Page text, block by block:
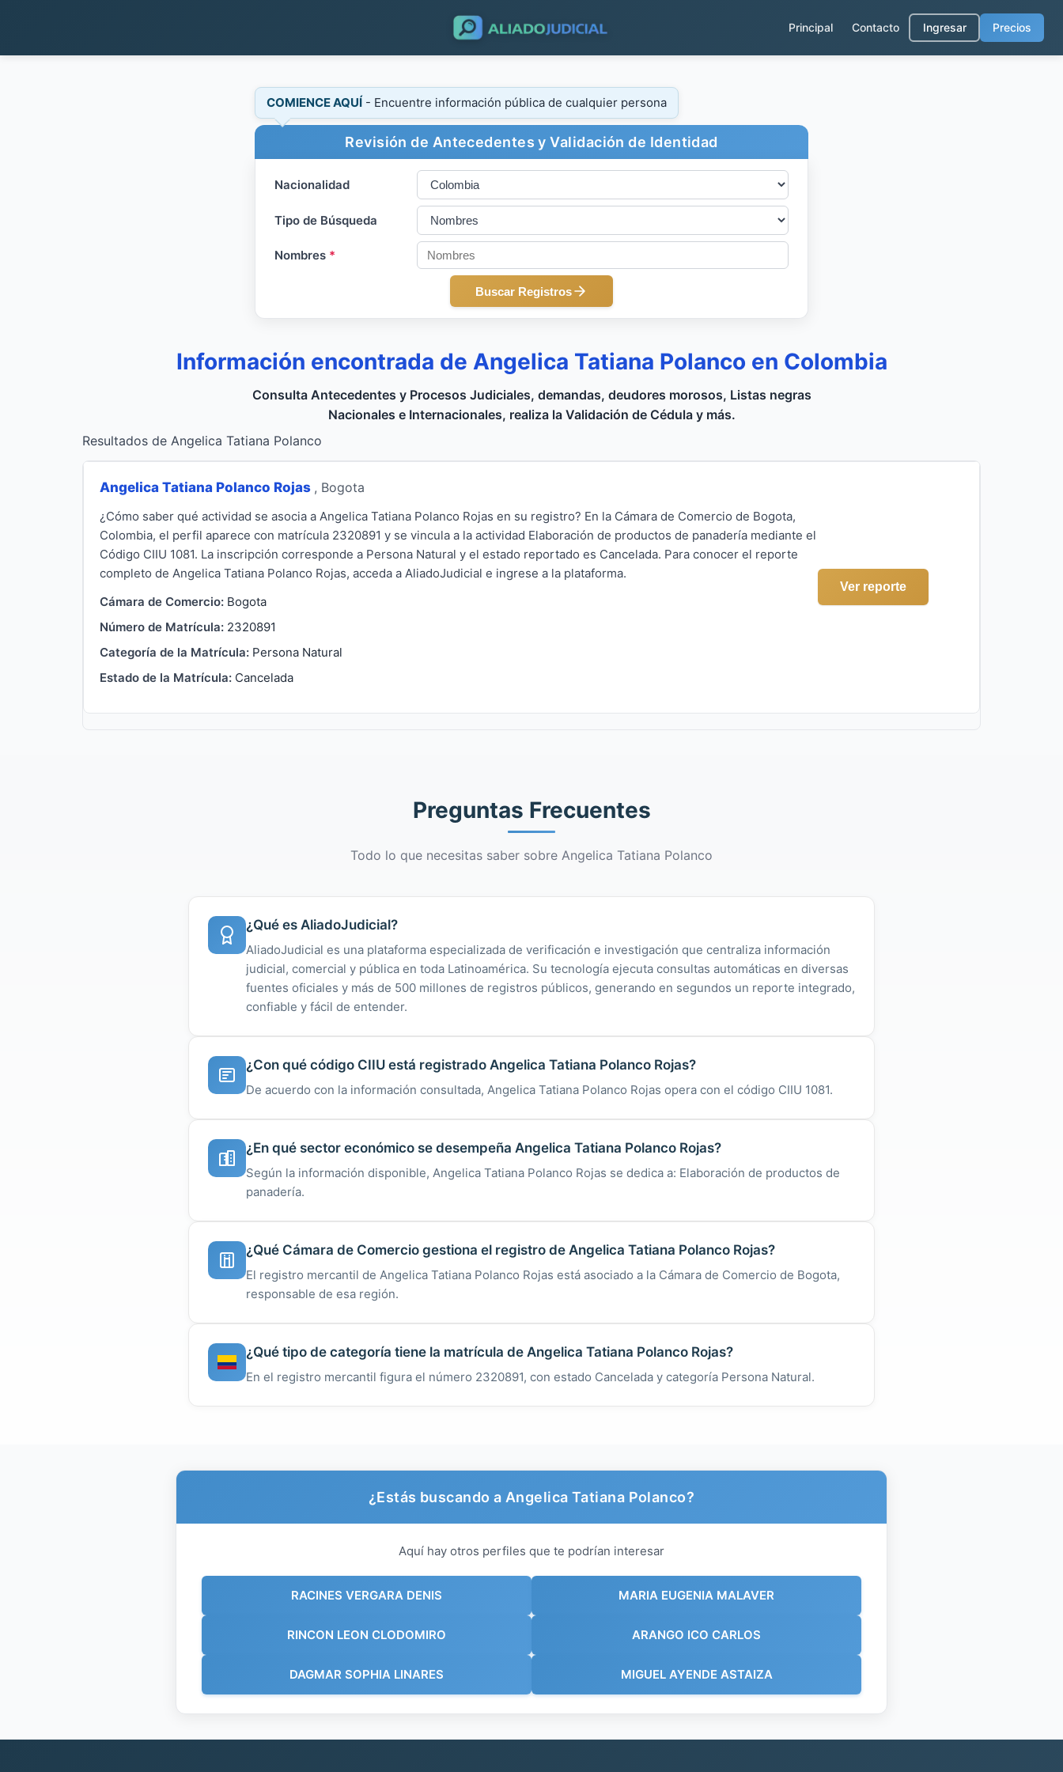
Principal Contacto Ingresar Precios
COMIENCE AQUÍ - Encuentre información pública de cualquier persona
Revisión de Antecedentes y Validación de Identidad
Nacionalidad
Tipo de Búsqueda
Nombres *
Buscar Registros
Información encontrada de Angelica Tatiana Polanco en Colombia
Consulta Antecedentes y Procesos Judiciales, demandas, deudores morosos, Listas negras
Nacionales e Internacionales, realiza la Validación de Cédula y más.
Resultados de Angelica Tatiana Polanco
Angelica Tatiana Polanco Rojas , Bogota
¿Cómo saber qué actividad se asocia a Angelica Tatiana Polanco Rojas en su registro? En la Cámara de Comercio de Bogota,
Colombia, el perfil aparece con matrícula 2320891 y se vincula a la actividad Elaboración de productos de panadería mediante el
Código CIIU 1081. La inscripción corresponde a Persona Natural y el estado reportado es Cancelada. Para conocer el reporte
completo de Angelica Tatiana Polanco Rojas, acceda a AliadoJudicial e ingrese a la plataforma.
Cámara de Comercio: Bogota
Número de Matrícula: 2320891
Categoría de la Matrícula: Persona Natural
Estado de la Matrícula: Cancelada
Ver reporte
Preguntas Frecuentes
Todo lo que necesitas saber sobre Angelica Tatiana Polanco
¿Qué es AliadoJudicial?
AliadoJudicial es una plataforma especializada de verificación e investigación que centraliza información
judicial, comercial y pública en toda Latinoamérica. Su tecnología ejecuta consultas automáticas en diversas
fuentes oficiales y más de 500 millones de registros públicos, generando en segundos un reporte integrado,
confiable y fácil de entender.
¿Con qué código CIIU está registrado Angelica Tatiana Polanco Rojas?
De acuerdo con la información consultada, Angelica Tatiana Polanco Rojas opera con el código CIIU 1081.
¿En qué sector económico se desempeña Angelica Tatiana Polanco Rojas?
Según la información disponible, Angelica Tatiana Polanco Rojas se dedica a: Elaboración de productos de
panadería.
¿Qué Cámara de Comercio gestiona el registro de Angelica Tatiana Polanco Rojas?
El registro mercantil de Angelica Tatiana Polanco Rojas está asociado a la Cámara de Comercio de Bogota,
responsable de esa región.
¿Qué tipo de categoría tiene la matrícula de Angelica Tatiana Polanco Rojas?
En el registro mercantil figura el número 2320891, con estado Cancelada y categoría Persona Natural.
¿Estás buscando a Angelica Tatiana Polanco?
Aquí hay otros perfiles que te podrían interesar
RACINES VERGARA DENIS
RINCON LEON CLODOMIRO
DAGMAR SOPHIA LINARES
MARIA EUGENIA MALAVER
ARANGO ICO CARLOS
MIGUEL AYENDE ASTAIZA